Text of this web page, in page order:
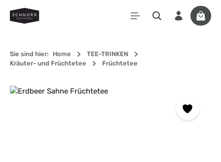
Zum Hauptinhalt springen
Sie sind hier: Home
TEE-TRINKEN
Kräuter- und Früchtetee
Früchtetee
Bildergalerie überspringen